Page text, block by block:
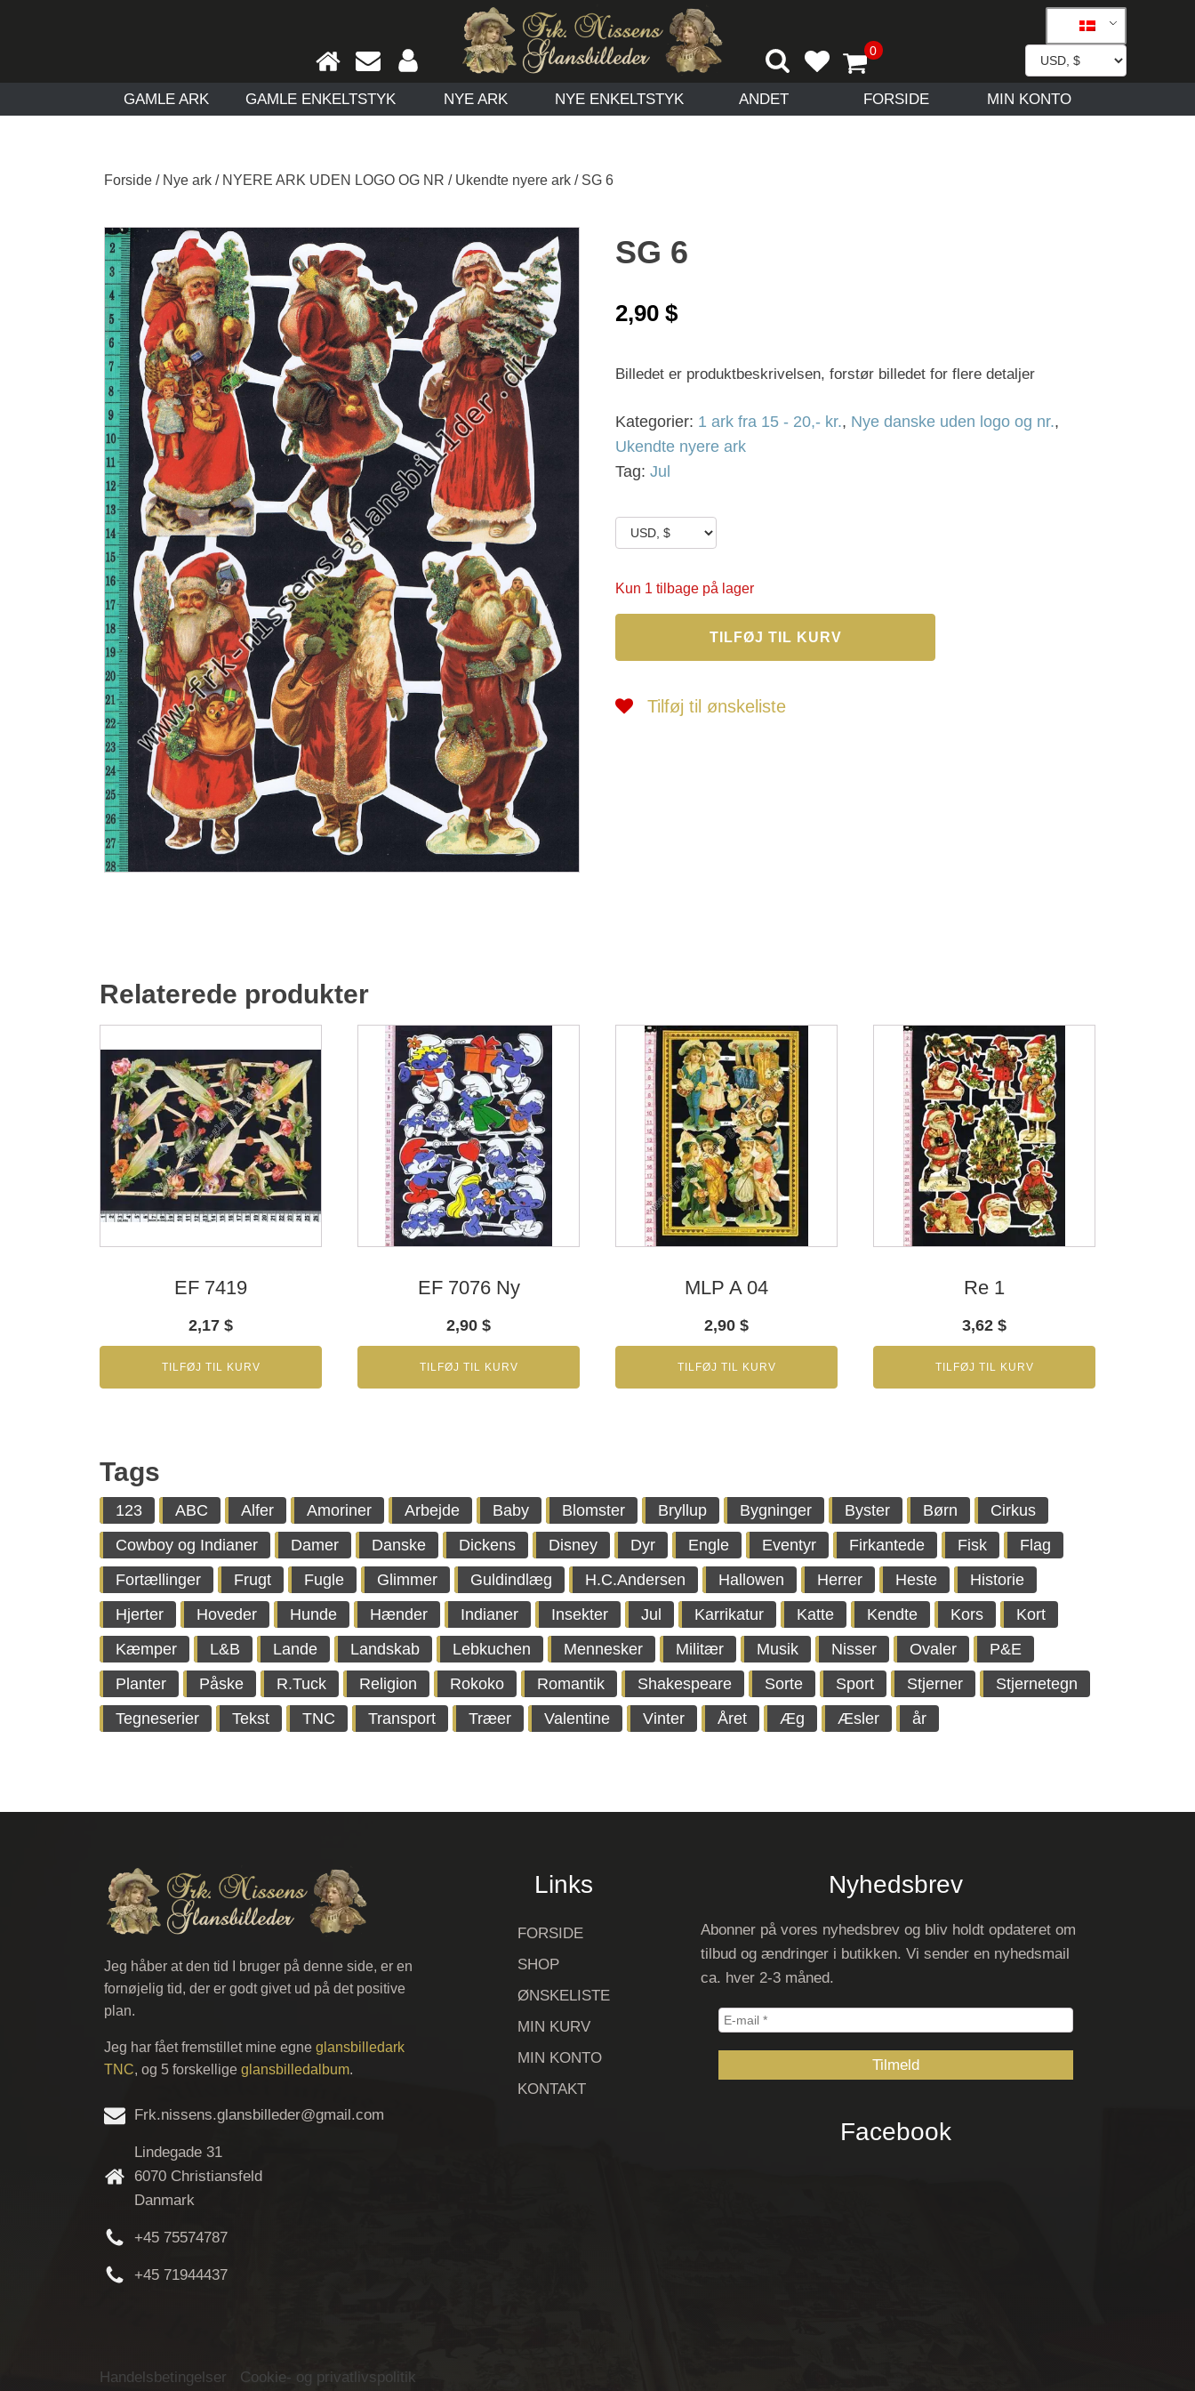
GAMLE ARK GAMLE ENKELTSTYK NYE ARK NYE ENKELTSTYK ANDET FORSIDE MIN KONTO
Forside / Nye ark / NYERE ARK UDEN LOGO OG NR / Ukendte nyere ark / SG 6
SG 6
2,90 $
Billedet er produktbeskrivelsen, forstør billedet for flere detaljer
Kategorier: 1 ark fra 15 - 20,- kr., Nye danske uden logo og nr.,
Ukendte nyere ark
Tag: Jul
Kun 1 tilbage på lager
antal
TILFØJ TIL KURV
Tilføj til ønskeliste
Relaterede produkter
EF 7419
2,17 $
TILFØJ TIL KURV
EF 7076 Ny
2,90 $
TILFØJ TIL KURV
MLP A 04
2,90 $
TILFØJ TIL KURV
Re 1
3,62 $
TILFØJ TIL KURV
Tags
123 ABC Alfer Amoriner Arbejde Baby Blomster Bryllup Bygninger Byster Børn
Cirkus
Cowboy og Indianer
Damer Danske Dickens Disney Dyr Engle Eventyr Firkantede Fisk
Flag
Fortællinger
Frugt Fugle Glimmer Guldindlæg H.C.Andersen Hallowen Herrer Heste
Historie
Hjerter
Hoveder Hunde Hænder Indianer Insekter Jul Karrikatur Katte Kendte Kors
Kort
Kæmper
L&B Lande Landskab Lebkuchen Mennesker Militær Musik Nisser Ovaler
P&E
Planter
Påske R.Tuck Religion Rokoko Romantik Shakespeare Sorte Sport Stjerner
Stjernetegn
Tegneserier
Tekst TNC Transport Træer Valentine Vinter Året Æg Æsler år
Jeg håber at den tid I bruger på denne side, er en
fornøjelig tid, der er godt givet ud på det positive
plan.
Jeg har fået fremstillet mine egne glansbilledark
TNC, og 5 forskellige glansbilledalbum.
Frk.nissens.glansbilleder@gmail.com
Lindegade 31
6070 Christiansfeld
Danmark
+45 75574787
+45 71944437
Links
FORSIDE
SHOP
ØNSKELISTE
MIN KURV
MIN KONTO
KONTAKT
Nyhedsbrev
Abonner på vores nyhedsbrev og bliv holdt opdateret om
tilbud og ændringer i butikken. Vi sender en nyhedsmail
ca. hver 2-3 måned.
E-
Facebook
Handelsbetingelser Cookie- og privatlivspolitik